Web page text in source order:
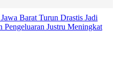
Barat Turun Drastis Jadi
Pengeluaran Justru Meningkat